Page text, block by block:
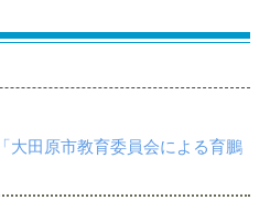
大田原市教育委員会による育鵬